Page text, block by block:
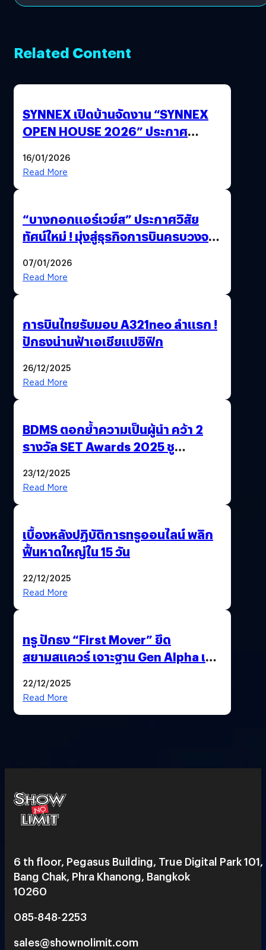
Related Content
SYNNEX เปิดบ้านจัดงาน “SYNNEX
OPEN HOUSE 2026” ประกาศ
ได้ 53,000 ล้านบาท
16/01/2026
Read More
“บางกอกแอร์เวย์ส” ประกาศวิสัย
ทัศน์ใหม่ ! มุ่งสู่ธุรกิจการบินครบวงจร
สังคม
07/01/2026
Read More
การบินไทยรับมอบ A321neo ลำแรก !
ปักธงน่านฟ้าเอเชียแปซิฟิก
26/12/2025
Read More
BDMS ตอกย้ำความเป็นผู้นำ คว้า 2
รางวัล SET Awards 2025 ชู
สุขภาพไทยสู่ความยั่งยืน
23/12/2025
Read More
เบื้องหลังปฏิบัติการทรูออนไลน์ พลิก
ฟื้นหาดใหญ่ใน 15 วัน
22/12/2025
Read More
ทรู ปักธง “First Mover” ยึด
สยามสแควร์ เจาะฐาน Gen Alpha เมื่อ
ยุคถัดไป
22/12/2025
Read More
6 th floor, Pegasus Building, True Digital Park 101,
Bang Chak, Phra Khanong, Bangkok
10260
085-848-2253
sales@shownolimit.com